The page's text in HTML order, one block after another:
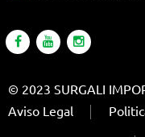
© 2023 SURGALI
Aviso Legal